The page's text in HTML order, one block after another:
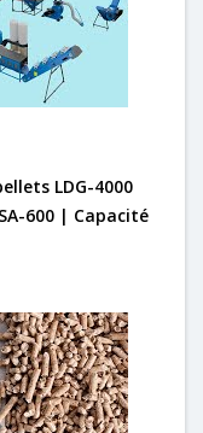
LDG-4000
600 | Capacité